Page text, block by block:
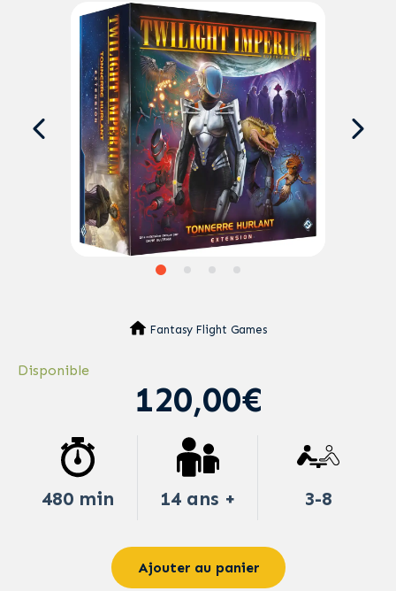
Fantasy Flight Games
Disponible
120,00€
480 min 14 ans + 3-8
Ajouter au panier